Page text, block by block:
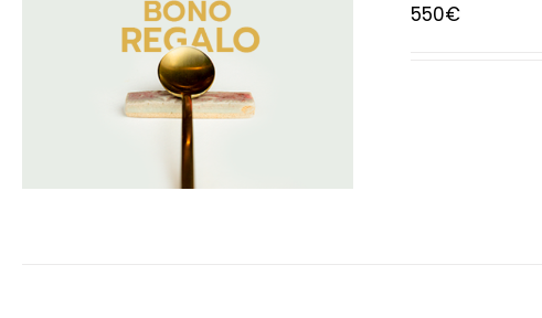
550€